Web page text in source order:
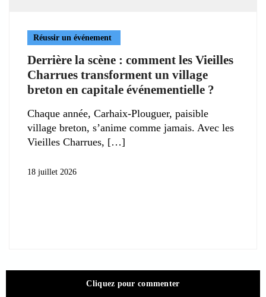
Réussir un événement
Derrière la scène : comment les Vieilles
Charrues transforment un village
breton en capitale événementielle ?
Chaque année, Carhaix-Plouguer, paisible
village breton, s’anime comme jamais. Avec les
Vieilles Charrues,
18 juillet 2026
Cliquez pour commenter